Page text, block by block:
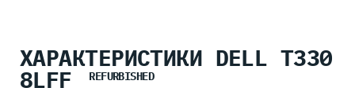
ХАРАКТЕРИСТИКИ DELL T330
8LFF REFURBISHED